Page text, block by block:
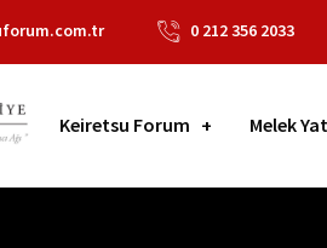
0 212 356 2033
Keiretsu Forum Melek